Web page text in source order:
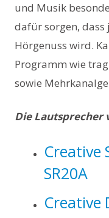
und Musik
dafür sorgen, dass
Hörgenuss wird.
Programm wie
sowie
Die Lautsprecher
Creative
SR20A
Creative